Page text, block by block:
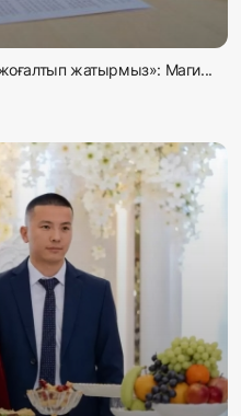
жоғалтып жатырмыз»: Маги...